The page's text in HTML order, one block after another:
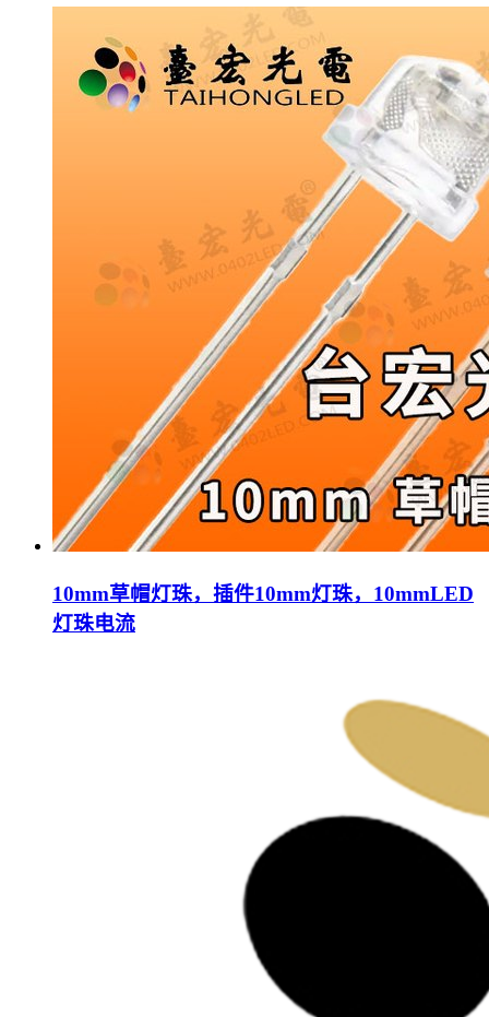
10mm草帽灯珠，插件10mm灯珠，10mmLED
灯珠电流